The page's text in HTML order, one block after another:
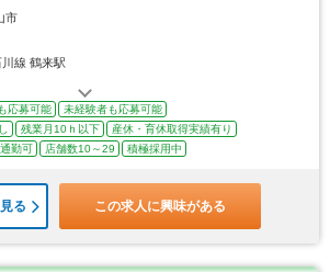
市
線 鶴来駅
応募可能
未経験者も応募可能
残業月10ｈ以下
産休・育休取得実績有り
勤可 店舗数10～29 積極採用中
る この求人に興味がある